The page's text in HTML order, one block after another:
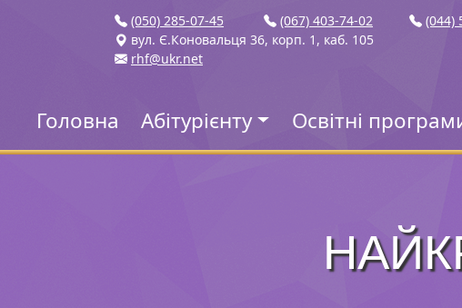
Головна Абітурієнту Освітні
(050) 285-07-45 (067) 403-74-02
(044)
вул. Є.Коновальця 36, корп. 1, каб. 105
rhf@ukr.net